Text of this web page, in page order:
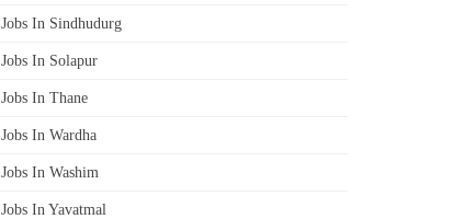
Jobs In Sindhudurg
Jobs In Solapur
Jobs In Thane
Jobs In Wardha
Jobs In Washim
Jobs In Yavatmal